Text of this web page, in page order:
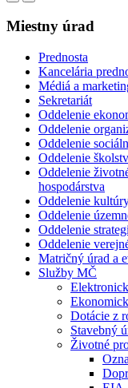
Miestny úrad
Prednosta
Kancelária
Médiá a
Sekretariát
Oddelenie
Oddelenie
Oddelenie
Oddelenie
Oddelenie
hospodárstva
Oddelenie
Oddelenie
Oddelenie
Oddelenie
Matričný úrad a
Služby MČ
Dotácie z
Stavebný
Životné